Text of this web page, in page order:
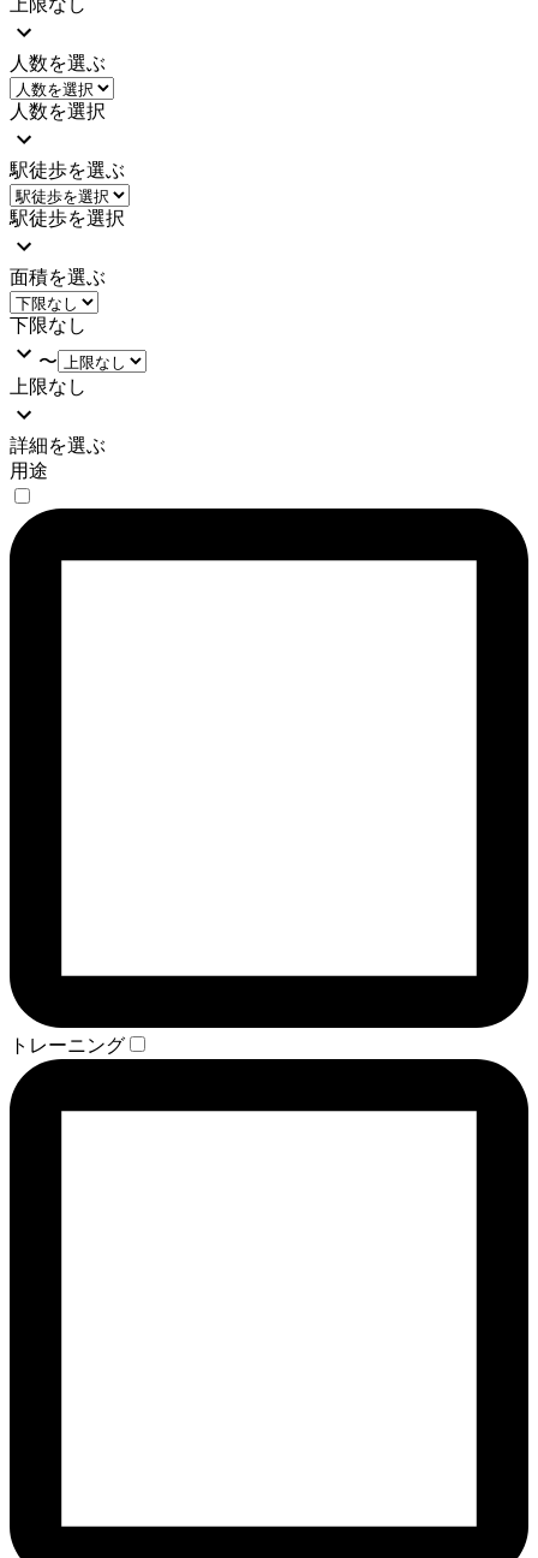
人数を選ぶ
人数を選択
駅徒歩を選ぶ
駅徒歩を選択
面積を選ぶ
下限なし
〜
上限なし
詳細を選ぶ
用途
トレーニング